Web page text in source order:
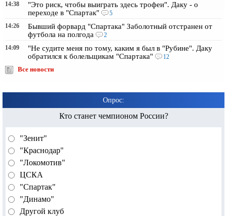
14:38
"Это риск, чтобы выиграть здесь трофеи". Даку - о
переходе в "Спартак"
5
14:26
Бывший форвард "Спартака" Заболотный отстранен от
футбола на полгода
2
14:09
"Не судите меня по тому, каким я был в "Рубине". Даку
обратился к болельщикам "Спартака"
12
Все новости
Опрос:
Кто станет чемпионом России?
"Зенит"
"Краснодар"
"Локомотив"
ЦСКА
"Спартак"
"Динамо"
Другой клуб